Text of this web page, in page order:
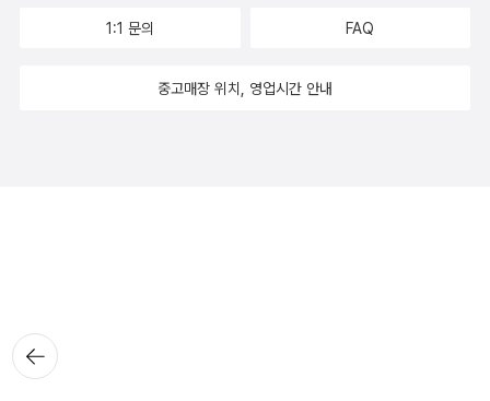
뒤로가
기
1:1 문의 FAQ
중고매장 위치, 영업시간 안내